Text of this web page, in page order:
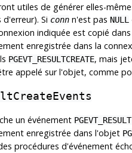
utiles de générer elles-
Si connn'est pas NULL
indiquée est copié
enregistrée dans la
PGEVT_RESULTCREATE, mais
appelé sur l'objet, comme
un événement
enregistrée dans l'objet
procédures d'événement